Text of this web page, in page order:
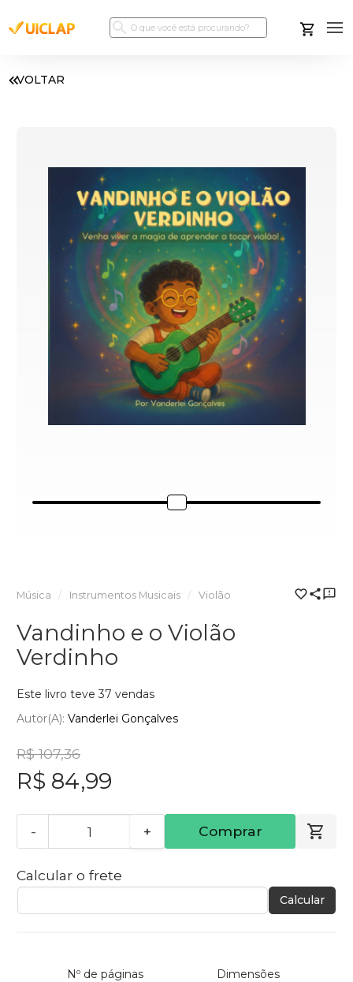
VOLTAR
Música Instrumentos Musicais Violão
Vandinho e o Violão
Verdinho
Este livro teve 37 vendas
Autor(a): Vanderlei Gonçalves
R$ 107,36
R$ 84,99
- + Comprar
Calcular o frete
Calcular
Nº de páginas Dimensões